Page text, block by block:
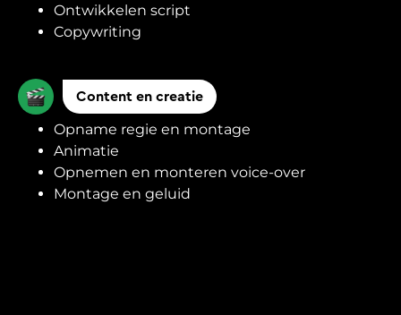
Ontwikkelen script
Copywriting
Content en creatie
Opname regie en montage
Animatie
Opnemen en monteren voice-over
Montage en geluid